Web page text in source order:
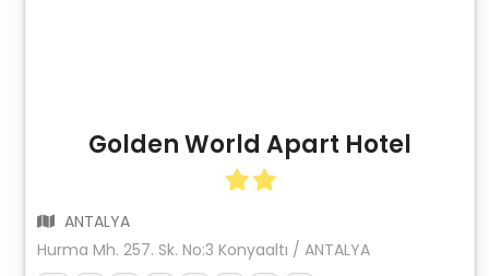
Golden World Apart Hotel
ANTALYA
Hurma Mh. 257. Sk. No:3 Konyaaltı / ANTALYA